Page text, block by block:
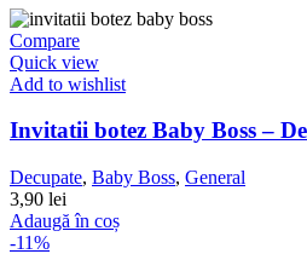
Compare
Quick view
Add to wishlist
Invitatii botez Baby Boss –
Decupate, Baby Boss, General
3,90 lei
Adaugă în coș
-11%